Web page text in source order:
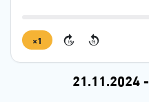
15
15
1×